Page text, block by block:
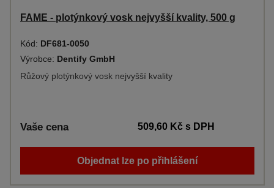
FAME - plotýnkový vosk nejvyšší kvality, 500 g
Kód: DF681-0050
Výrobce: Dentify GmbH
Růžový plotýnkový vosk nejvyšší kvality
Vaše cena 509,60 Kčs DPH
Objednat lze po přihlášení